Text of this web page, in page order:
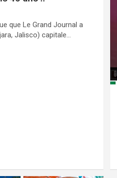
que Le Grand Journal a
Jalisco) capitale…